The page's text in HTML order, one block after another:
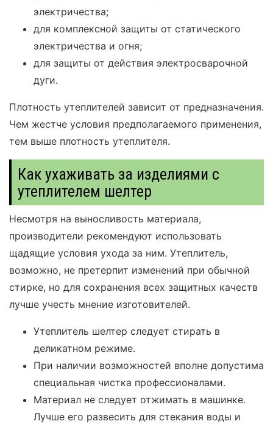
электричества;
для комплексной защиты от статического
электричества и огня;
для защиты от действия электросварочной
дуги.
Плотность утеплителей зависит от предназначения.
Чем жестче условия предполагаемого применения,
тем выше плотность утеплителя.
Как ухаживать за изделиями с
утеплителем шелтер
Несмотря на выносливость материала,
производители рекомендуют использовать
щадящие условия ухода за ним. Утеплитель,
возможно, не претерпит изменений при обычной
стирке, но для сохранения всех защитных качеств
лучше учесть мнение изготовителей.
Утеплитель шелтер следует стирать в
деликатном режиме.
При наличии возможностей вполне допустима
специальная чистка профессионалами.
Материал не следует отжимать в машинке.
Лучше его развесить для стекания воды и